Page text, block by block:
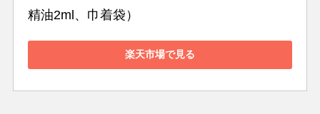
精油2ml、巾着袋）
楽天市場で見る